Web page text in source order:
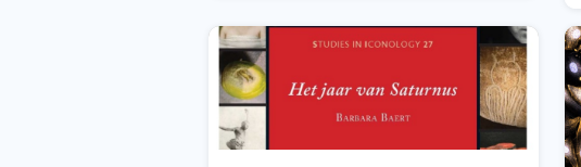
landsgrenzen die het voorbije academiejaar
naar KU Leuven kwamen om een bachelor-,
master- of d
July 1, 2026